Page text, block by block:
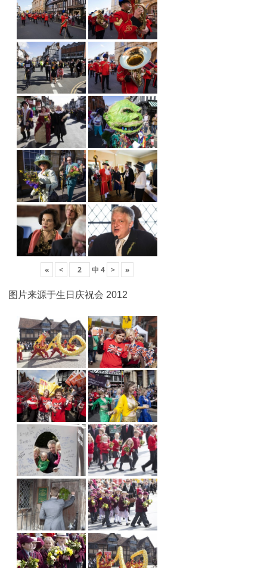
« < 中 4 > »
图片来源于生日庆祝会 2012